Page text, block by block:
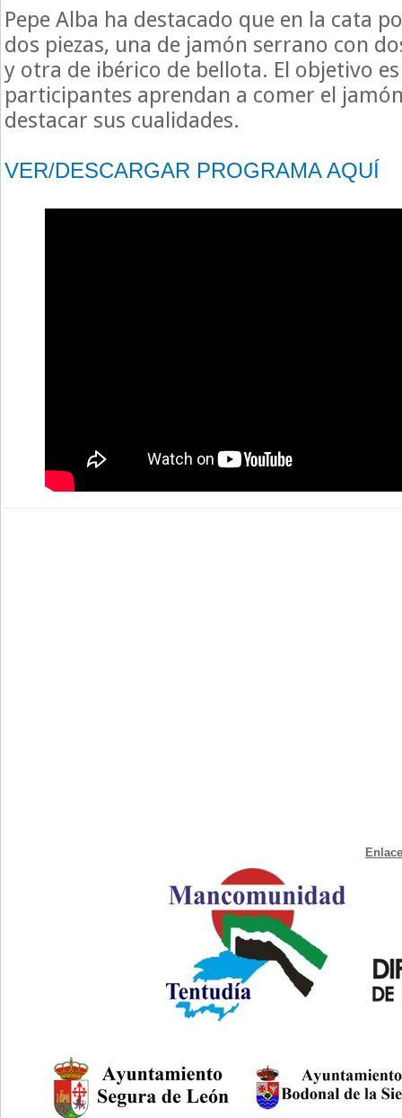
Pepe Alba ha destacado que en la cata
dos piezas, una de jamón serrano con
y otra de ibérico de bellota. El objetivo
participantes aprendan a comer el
destacar sus cualidades.
VER/DESCARGAR PROGRAMA AQUÍ